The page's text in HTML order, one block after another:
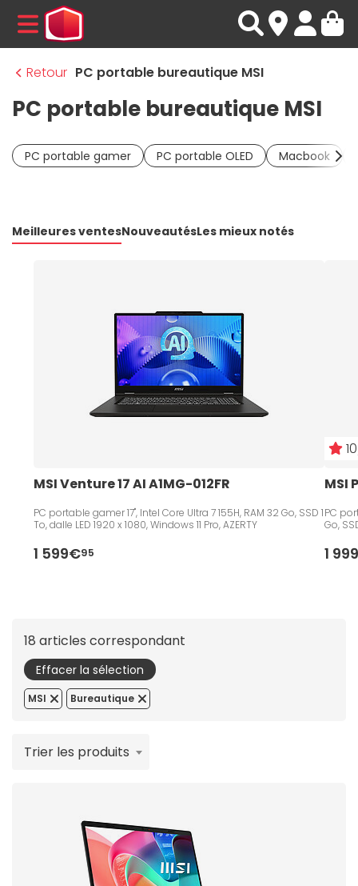
MENU
Retour PC portable bureautique MSI
PC portable bureautique MSI
PC portable gamer PC portable OLED Macbook
Meilleures ventesNouveautésLes mieux notés
MSI Venture 17 AI A1MG-012FR
PC portable gamer 17", Intel Core Ultra 7 155H, RAM 32 Go, SSD 1
To, dalle LED 1920 x 1080, Windows 11 Pro, AZERTY
1 599€95
MSI
PC
Go,
1
18 articles correspondant
Effacer la sélection
MSI Bureautique
Trier les produits